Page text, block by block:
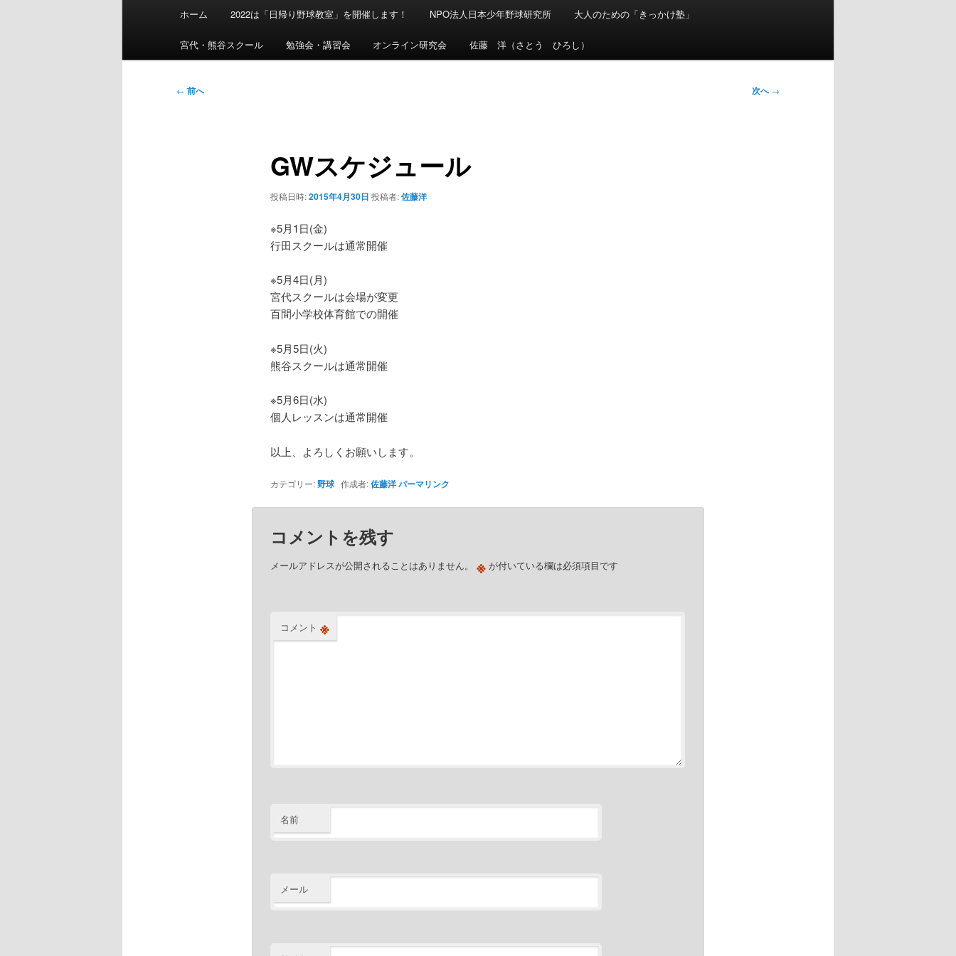
メ
ホーム 2022は「日帰り野球教室」を開催します！ NPO法人日本少年野球研究所 大人のための「きっかけ塾」
宮代・熊谷スクール 勉強会・講習会 オンライン研究会 佐藤 洋（さとう ひろし）
投
← 前へ 次へ→
GWスケジュール
投稿日時:2015年4月30日 投稿者:佐藤洋
※5月1日(金)
行田スクールは通常開催
※5月4日(月)
宮代スクールは会場が変更
百間小学校体育館での開催
※5月5日(火)
熊谷スクールは通常開催
※5月6日(水)
個人レッスンは通常開催
以上、よろしくお願いします。
カテゴリー:野球作成者:佐藤洋パーマリンク
コメントを残す
メールアドレスが公開されることはありません。 ※が付いている欄は必須項目です
コメント ※
名前
メール